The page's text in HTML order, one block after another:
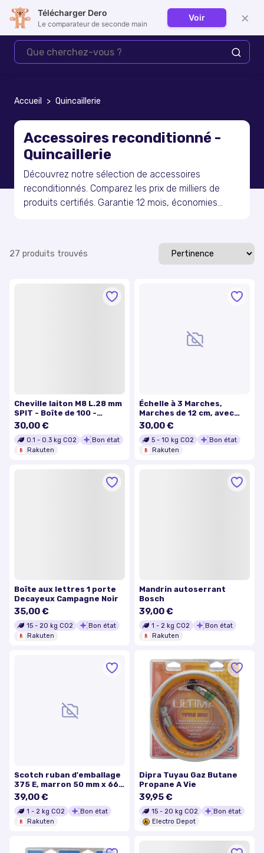
Se connecter
Accueil Quincaillerie
Accessoires reconditionné -
Quincaillerie
Découvrez notre sélection de accessoires
reconditionnés. Comparez les prix de milliers de
produits certifiés. Garantie 12 mois, économies
27 produits trouvés
Cheville laiton M8 L.28 mm
SPIT - Boîte de 100 -
062460
30,00 €
0.1 - 0.3 kg CO2
Bon état
Rakuten
Échelle à 3 Marches,
Marches de 12 cm, avec
rainures, Pieds
Antiglisses, Main
Courante, Charge 150 Kg,
Noir et Orange
30,00 €
5 - 10 kg CO2
Bon état
Rakuten
Boîte aux lettres 1 porte
Decayeux Campagne Noir
35,00 €
15 - 20 kg CO2
Bon état
Rakuten
Mandrin autoserrant
Bosch
39,00 €
1 - 2 kg CO2
Bon état
Rakuten
Scotch ruban d'emballage
375 E, marron 50 mm x 66
m
39,00 €
1 - 2 kg CO2
Bon état
Rakuten
Dipra Tuyau Gaz Butane
Propane A Vie
39,95 €
15 - 20 kg CO2
Bon état
Electro Depot
Télécharger Dero
Le comparateur de seconde main
Voir ×